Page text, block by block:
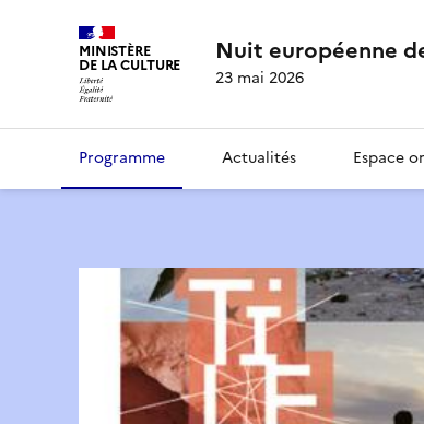
MINISTÈRE
DE LA CULTURE Nuit européenne
23 mai 2026
Programme Actualités Espace